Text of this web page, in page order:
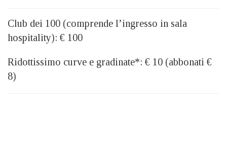
Club dei 100 (comprende l’ingresso in sala
hospitality): € 100
Ridottissimo curve e gradinate*: € 10 (abbonati €
8)